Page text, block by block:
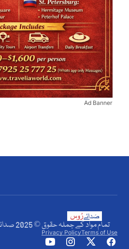
Ad Banner
تمام مواد کے جملہ حقوق © 2025 صدائے روس
Terms of Use
Privacy Policy